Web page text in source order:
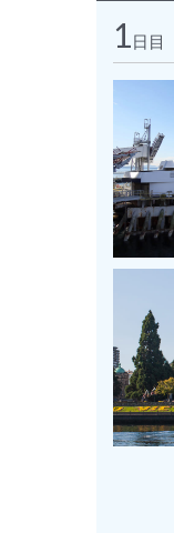
1日目